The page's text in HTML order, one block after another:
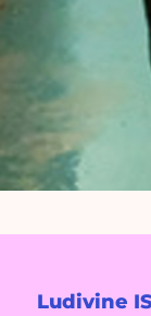
Ludivine